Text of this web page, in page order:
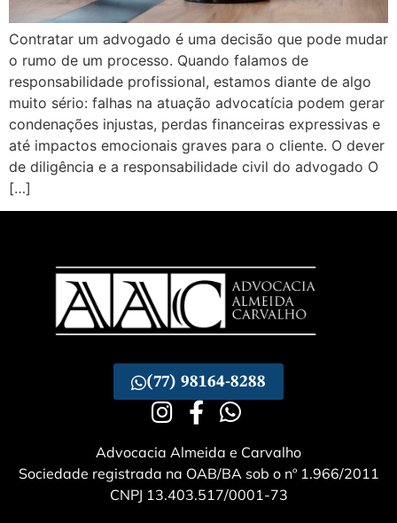
Contratar um advogado é uma decisão que pode mudar
o rumo de um processo. Quando falamos de
responsabilidade profissional, estamos diante de algo
muito sério: falhas na atuação advocatícia podem gerar
condenações injustas, perdas financeiras expressivas e
até impactos emocionais graves para o cliente. O dever
de diligência e a responsabilidade civil do advogado O
[…]
(77) 98164-8288
Advocacia Almeida e Carvalho
Sociedade registrada na OAB/BA sob o nº 1.966/2011
CNPJ 13.403.517/0001-73